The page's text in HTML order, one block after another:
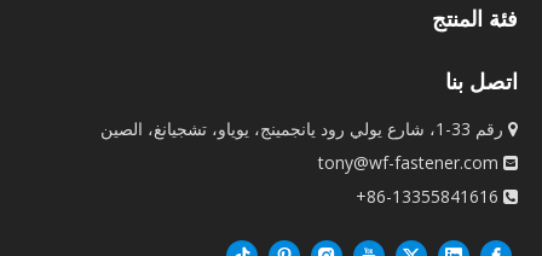
فئة المنتج
اتصل بنا
 رقم 33-1، شارع يولي رود يانجمينج، يوياو، تشجيانغ، الصين

tony@wf-fastener.com
